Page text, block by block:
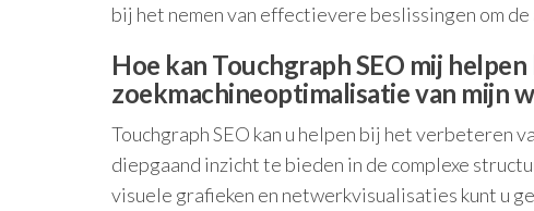
bij het nemen van effectievere beslissingen om
Hoe kan Touchgraph SEO mij
zoekmachineoptimalisatie van mijn
Touchgraph SEO kan u helpen bij het verbeteren
diepgaand inzicht te bieden in de complexe
visuele grafieken en netwerkvisualisaties kunt u